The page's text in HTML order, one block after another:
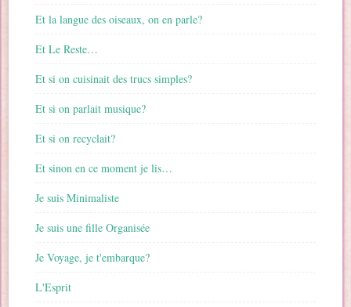
Et la langue des oiseaux, on en parle?
Et Le Reste…
Et si on cuisinait des trucs simples?
Et si on parlait musique?
Et si on recyclait?
Et sinon en ce moment je lis…
Je suis Minimaliste
Je suis une fille Organisée
Je Voyage, je t'embarque?
L'Esprit